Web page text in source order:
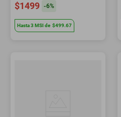
$1499 -6%
Hasta3 MSIde $499.67